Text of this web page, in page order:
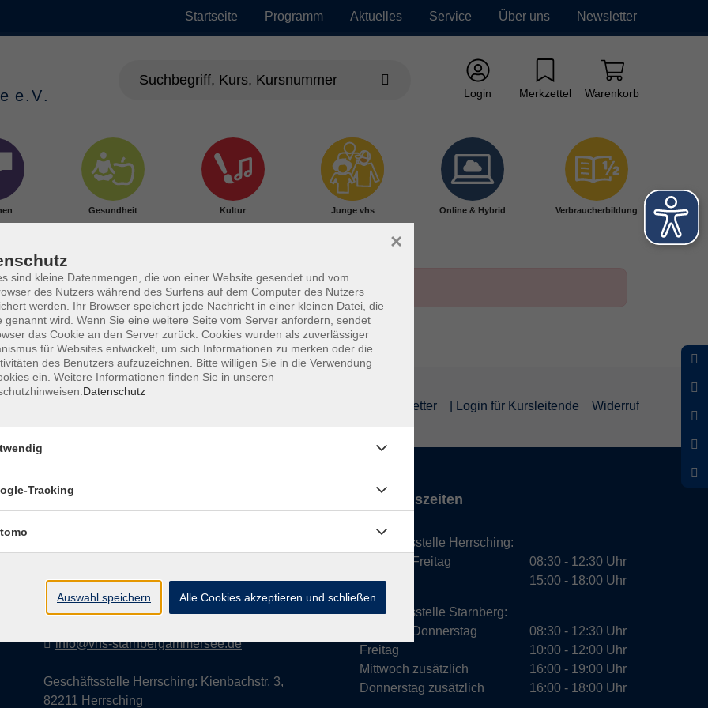
Startseite Programm Aktuelles Service Über uns Newsletter
Login Merkzettel Warenkorb
Gesundheit Kultur Junge vhs Online & Hybrid Verbraucherbildung
Newsletter | Login für Kursleitende Widerruf
Kontakt
Geschäftsstelle Starnberg: Bahnhofplatz 14,
info@vhs-starnbergammersee.de
Geschäftsstelle Herrsching: Kienbachstr. 3,
82211 Herrsching
Öffnungszeiten
Geschäftsstelle Herrsching:
Montag - Freitag
Dienstag
08:30 - 12:30 Uhr
15:00 - 18:00 Uhr
Geschäftsstelle Starnberg:
Montag - Donnerstag
Freitag
Mittwoch zusätzlich
Donnerstag zusätzlich
08:30 - 12:30 Uhr
10:00 - 12:00 Uhr
16:00 - 19:00 Uhr
16:00 - 18:00 Uhr
sind kleine Datenmengen, die von einer Website gesendet und vom
des Nutzers während des Surfens auf dem Computer des Nutzers
werden. Ihr Browser speichert jede Nachricht in einer kleinen Datei, die
genannt wird. Wenn Sie eine weitere Seite vom Server anfordern, sendet
das Cookie an den Server zurück. Cookies wurden als zuverlässiger
für Websites entwickelt, um sich Informationen zu merken oder die
des Benutzers aufzuzeichnen. Bitte willigen Sie in die Verwendung
ein. Weitere Informationen finden Sie in unseren
Datenschutz
×
Tracking
Auswahl speichern Alle Cookies akzeptieren und schließen